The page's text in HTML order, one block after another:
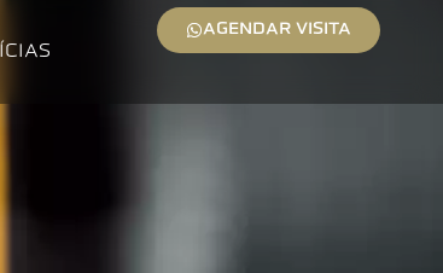
AGENDAR VISITA